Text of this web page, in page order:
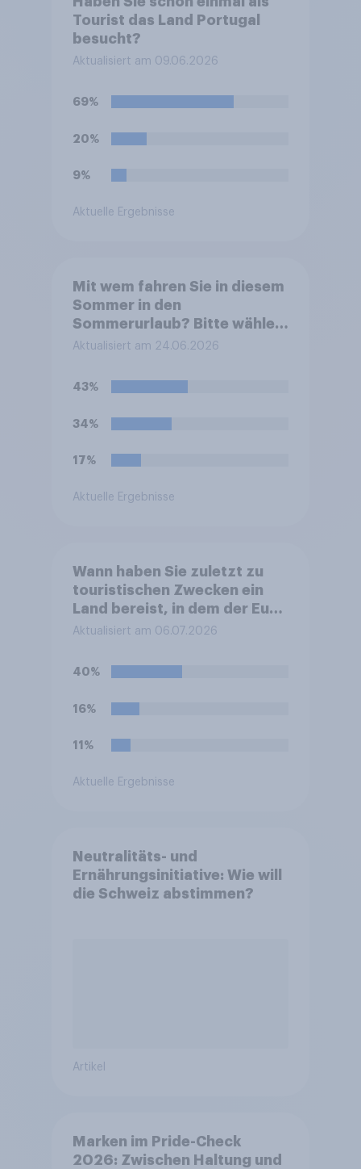
Tourist das Land Portugal
besucht?
Aktualisiert am 09.06.2026
69%
20%
9%
Aktuelle Ergebnisse
Mit wem fahren Sie in diesem
Sommer in den
Sommerurlaub? Bitte wählen
Sie alle zutreffenden
Aktualisiert am 24.06.2026
43%
34%
17%
Aktuelle Ergebnisse
Wann haben Sie zuletzt zu
touristischen Zwecken ein
Land bereist, in dem der Euro
nicht die offizielle Währung
Aktualisiert am 06.07.2026
40%
16%
11%
Aktuelle Ergebnisse
Neutralitäts- und
Ernährungsinitiative: Wie will
die Schweiz abstimmen?
Artikel
Marken im Pride-Check
2026: Zwischen Haltung und